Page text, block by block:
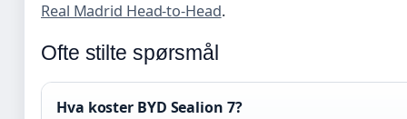
Real Madrid Head-to-Head.
Ofte stilte spørsmål
Hva koster BYD Sealion 7?